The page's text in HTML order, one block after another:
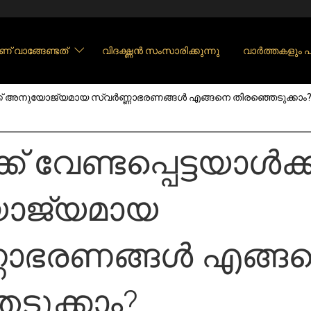
വാങ്ങേണ്ടത് വിദഗ്ദ്ധൻ സംസാരിക്കുന്നു വാർത്തകളും
അനുയോജ്യമായ സ്വർണ്ണാഭരണങ്ങൾ എങ്ങനെ തിരഞ്ഞെടുക്കാം?